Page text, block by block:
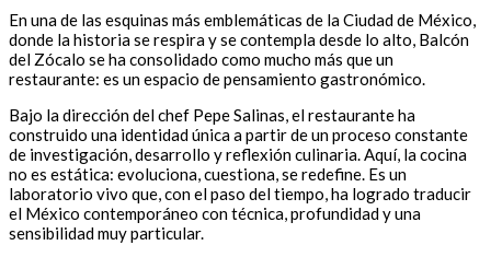
En una de las esquinas más emblemáticas de la Ciudad de México,
donde la historia se respira y se contempla desde lo alto, Balcón
del Zócalo se ha consolidado como mucho más que un
restaurante: es un espacio de pensamiento gastronómico.
Bajo la dirección del chef Pepe Salinas, el restaurante ha
construido una identidad única a partir de un proceso constante
de investigación, desarrollo y reflexión culinaria. Aquí, la cocina
no es estática: evoluciona, cuestiona, se redefine. Es un
laboratorio vivo que, con el paso del tiempo, ha logrado traducir
el México contemporáneo con técnica, profundidad y una
sensibilidad muy particular.